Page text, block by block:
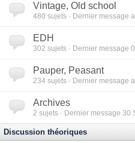
Vintage, Old school
480 sujets · Dernier message
EDH
302 sujets · Dernier message
Pauper, Peasant
234 sujets · Dernier message
Archives
2 sujets · Dernier message 30
Discussion théoriques